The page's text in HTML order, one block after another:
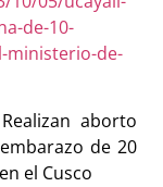
de-10-
ministerio-de-
Realizan aborto
de 20
el Cusco